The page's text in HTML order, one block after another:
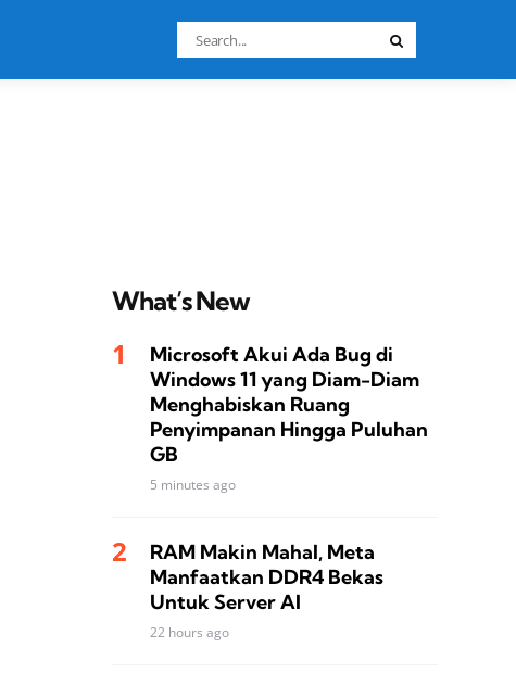
Search
for:
What’s New
Microsoft Akui Ada Bug di
Windows 11 yang Diam-Diam
Menghabiskan Ruang
Penyimpanan Hingga Puluhan
GB
5 minutes ago
RAM Makin Mahal, Meta
Manfaatkan DDR4 Bekas
Untuk Server AI
22 hours ago